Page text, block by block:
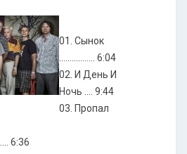
01. Сынок
................. 6:04
02. И День И
Ночь .... 9:44
03. Пропал
6:36